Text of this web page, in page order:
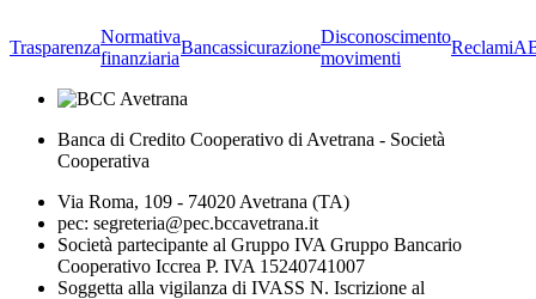
Trasparenza
Normativa
finanziaria
Bancassicurazione
Disconoscimento
movimenti
Reclami
Banca di Credito Cooperativo di Avetrana - Società
Cooperativa
Via Roma, 109 - 74020 Avetrana (TA)
pec: segreteria@pec.bccavetrana.it
Società partecipante al Gruppo IVA Gruppo Bancario
Cooperativo Iccrea P. IVA 15240741007
Soggetta alla vigilanza di IVASS N. Iscrizione al